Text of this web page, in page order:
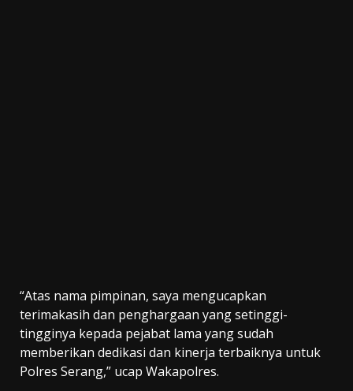
“Atas nama pimpinan, saya mengucapkan
terimakasih dan penghargaan yang setinggi-
tingginya kepada pejabat lama yang sudah
memberikan dedikasi dan kinerja terbaiknya untuk
Polres Serang,” ucap Wakapolres.